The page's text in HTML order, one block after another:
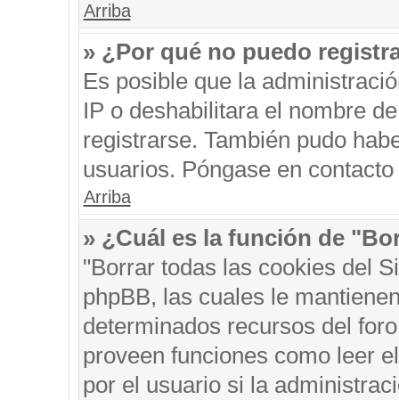
Arriba
» ¿Por qué no puedo
Es posible que la
IP o deshabilitara el nombre
registrarse. También pudo
usuarios. Póngase en
Arriba
» ¿Cuál es la función de
"Borrar todas las cookies del
phpBB, las cuales le
determinados recursos del
proveen funciones como leer
por el usuario si la